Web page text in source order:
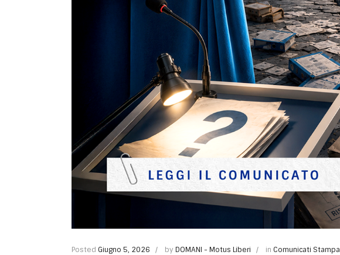
Posted Giugno 5, 2026 by DOMANI - Motus Liberi in Comunicati Stampa